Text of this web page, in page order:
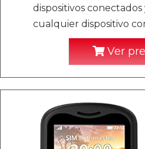
dispositivos
cualquier dispositivo
Ver